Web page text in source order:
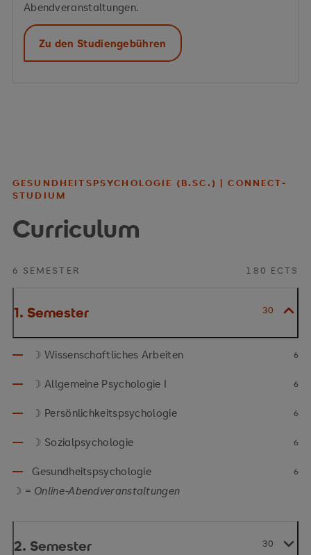
Abendveranstaltungen.
Zu den Studiengebühren
GESUNDHEITSPSYCHOLOGIE (B.SC.) | CONNECT-
STUDIUM
Curriculum
6 SEMESTER 180 ECTS
1. Semester 30
☽ Wissenschaftliches Arbeiten 6
☽ Allgemeine Psychologie I 6
☽ Persönlichkeitspsychologie 6
☽ Sozialpsychologie 6
Gesundheitspsychologie 6
☽ = Online-Abendveranstaltungen
2. Semester 30